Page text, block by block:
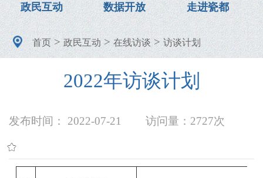
政民互动 数据开放 走进瓷都
首页>政民互动>在线访谈>访谈计划
2022年访谈计划
发布时间： 2022-07-21 访问量： 2727次